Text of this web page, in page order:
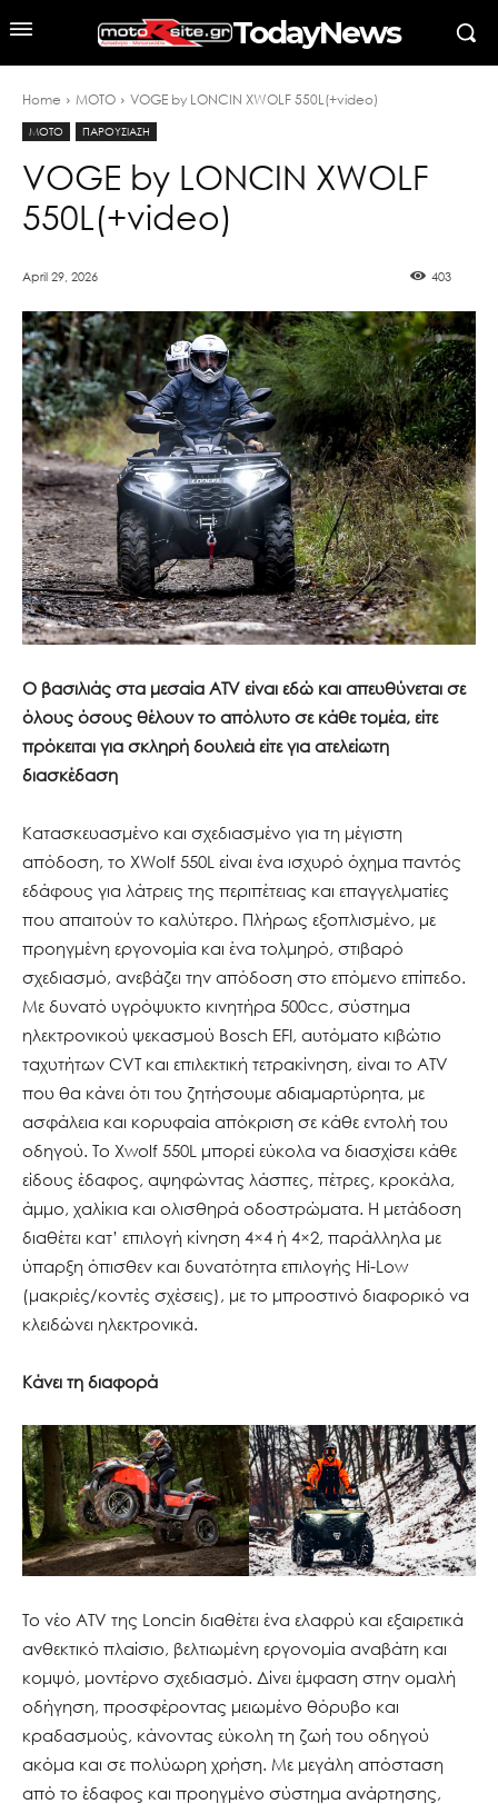
TodayNews
Home MOTO VOGE by LONCIN XWOLF 550L(+video)
MOTO ΠΑΡΟΥΣΙΑΣΗ
VOGE by LONCIN XWOLF
550L(+video)
April 29, 2026 403
Ο βασιλιάς στα μεσαία ATV είναι εδώ και απευθύνεται σε
όλους όσους θέλουν το απόλυτο σε κάθε τομέα, είτε
πρόκειται για σκληρή δουλειά είτε για ατελείωτη
διασκέδαση
Κατασκευασμένο και σχεδιασμένο για τη μέγιστη
απόδοση, το XWolf 550L είναι ένα ισχυρό όχημα παντός
εδάφους για λάτρεις της περιπέτειας και επαγγελματίες
που απαιτούν το καλύτερο. Πλήρως εξοπλισμένο, με
προηγμένη εργονομία και ένα τολμηρό, στιβαρό
σχεδιασμό, ανεβάζει την απόδοση στο επόμενο επίπεδο.
Με δυνατό υγρόψυκτο κινητήρα 500cc, σύστημα
ηλεκτρονικού ψεκασμού Bosch EFI, αυτόματο κιβώτιο
ταχυτήτων CVT και επιλεκτική τετρακίνηση, είναι το ATV
που θα κάνει ότι του ζητήσουμε αδιαμαρτύρητα, με
ασφάλεια και κορυφαία απόκριση σε κάθε εντολή του
οδηγού. Το Xwolf 550L μπορεί εύκολα να διασχίσει κάθε
είδους έδαφος, αψηφώντας λάσπες, πέτρες, κροκάλα,
άμμο, χαλίκια και ολισθηρά οδοστρώματα. Η μετάδοση
διαθέτει κατ’ επιλογή κίνηση 4×4 ή 4×2, παράλληλα με
ύπαρξη όπισθεν και δυνατότητα επιλογής Hi-Low
(μακριές/κοντές σχέσεις), με το μπροστινό διαφορικό να
κλειδώνει ηλεκτρονικά.
Κάνει τη διαφορά
Το νέο ATV της Loncin διαθέτει ένα ελαφρύ και εξαιρετικά
ανθεκτικό πλαίσιο, βελτιωμένη εργονομία αναβάτη και
κομψό, μοντέρνο σχεδιασμό. Δίνει έμφαση στην ομαλή
οδήγηση, προσφέροντας μειωμένο θόρυβο και
κραδασμούς, κάνοντας εύκολη τη ζωή του οδηγού
ακόμα και σε πολύωρη χρήση. Με μεγάλη απόσταση
από το έδαφος και προηγμένο σύστημα ανάρτησης,